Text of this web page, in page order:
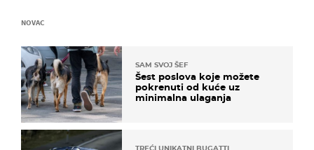
NOVAC
SAM SVOJ ŠEF
Šest poslova koje možete
pokrenuti od kuće uz
minimalna ulaganja